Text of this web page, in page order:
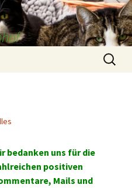
Suchen
nach:
bedanken uns für die
positiven
Mails und